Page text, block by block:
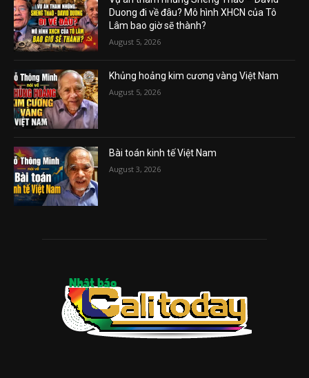
Duong đi về đâu? Mô hình XHCN của Tô
Lâm bao giờ sẽ thành?
August 5, 2026
Khủng hoảng kim cương vàng Việt Nam
August 5, 2026
Bài toán kinh tế Việt Nam
August 3, 2026